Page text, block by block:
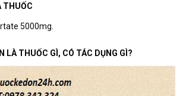
THUỐC
5000mg.
LÀ THUỐC GÌ, CÓ TÁC DỤNG GÌ?